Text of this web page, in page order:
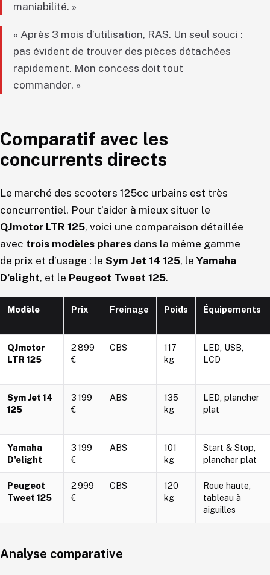
maniabilité. »
« Après 3 mois d’utilisation, RAS. Un seul souci :
pas évident de trouver des pièces détachées
rapidement. Mon concess doit tout
commander. »
Comparatif avec les
concurrents directs
Le marché des scooters 125cc urbains est très
concurrentiel. Pour t’aider à mieux situer le
QJmotor LTR 125, voici une comparaison détaillée
avec trois modèles phares dans la même gamme
de prix et d’usage : le Sym Jet 14 125, le Yamaha
D’elight, et le Peugeot Tweet 125.
Modèle Prix Freinage Poids Équipements
QJmotor
LTR 125
2 899
€
CBS
117
kg
LED, USB,
LCD
Sym Jet 14
125
3 199
€
ABS
135
kg
LED, plancher
plat
Yamaha
D’elight
3 199
€
ABS
101
kg
Start & Stop,
plancher plat
Peugeot
Tweet 125
2 999
€
CBS
120
kg
Roue haute,
tableau à
aiguilles
Analyse comparative